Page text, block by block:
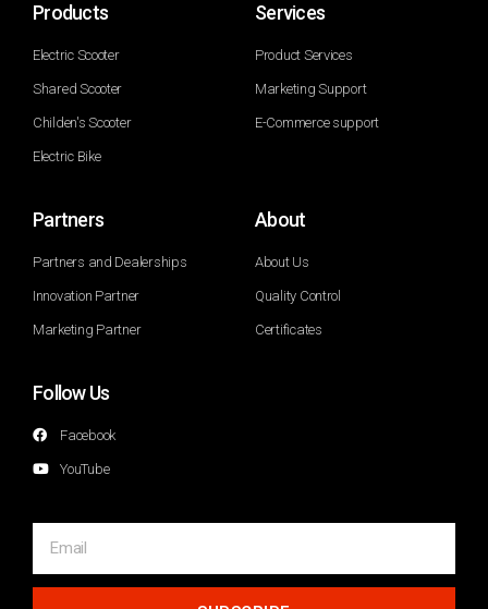
Products
Electric Scooter
Shared Scooter
Childen's Scooter
Electric Bike
Services
Product Services
Marketing Support
E-Commerce support
Partners
Partners and Dealerships
Innovation Partner
Marketing Partner
About
About Us
Quality Control
Certificates
Follow Us
Facebook
YouTube